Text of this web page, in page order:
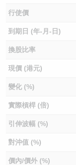
行使價
到期日 (年-月-日)
換股比率
現價 (港元)
變化 (%)
實際槓桿 (倍)
引伸波幅 (%)
對沖值 (%)
價內/價外 (%)